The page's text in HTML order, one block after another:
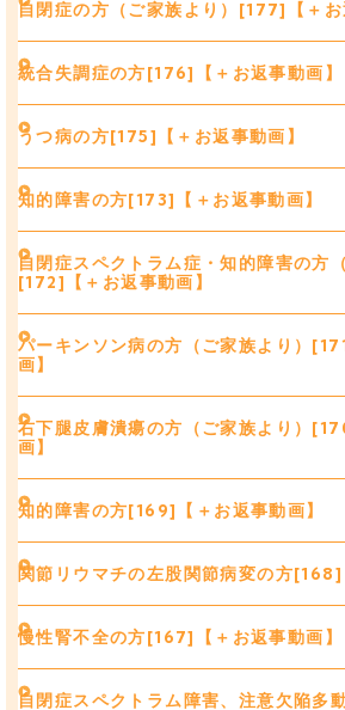
自閉症の方（ご家族より）[177]【＋お
統合失調症の方[176]【＋お返事動画】
うつ病の方[175]【＋お返事動画】
知的障害の方[173]【＋お返事動画】
自閉症スペクトラム症・知的障害の方
[172]【＋お返事動画】
パーキンソン病の方（ご家族より）
画】
右下腿皮膚潰瘍の方（ご家族より）
画】
知的障害の方[169]【＋お返事動画】
関節リウマチの左股関節病変の方[168]
慢性腎不全の方[167]【＋お返事動画】
自閉症スペクトラム障害、注意欠陥多